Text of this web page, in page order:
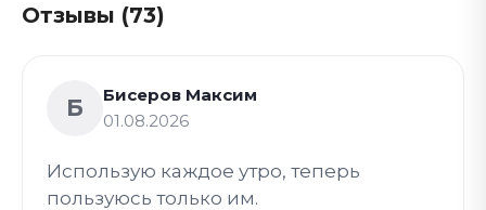
Отзывы (73)
Б
Бисеров Максим
01.08.2026
Использую каждое утро, теперь
пользуюсь только им.